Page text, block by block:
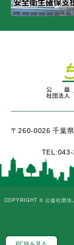
〒260-0026 千葉
TEL:
COPYRIGHT ©公益社団法